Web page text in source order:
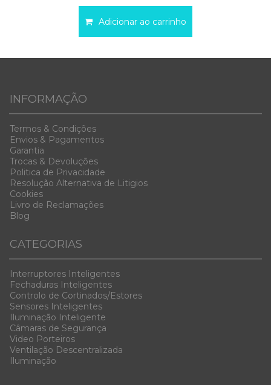
Adicionar ao carrinho
INFORMAÇÃO
Termos & Condições
Envios & Pagamentos
Garantia
Trocas & Devoluções
Politica de Privacidade
Resolução Alternativa de Litigios
Cookies
Livro de Reclamações
Blog
CATEGORIAS
Interruptores Inteligentes
Fechaduras Inteligentes
Controlo de Cortinados/Estores
Sensores Inteligentes
Iluminação Inteligente
Câmaras de Segurança
Video Porteiros
Ventilação Descentralizada
Iluminação